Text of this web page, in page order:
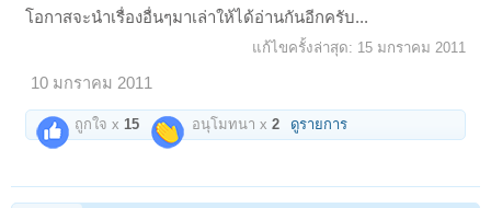
โอกาสจะนำเรื่องอื่นๆมาเล่าให้ได้อ่านกันอีกครับ...
แก้ไขครั้งล่าสุด: 15 มกราคม 2011
10 มกราคม 2011
ถูกใจ x15 อนุโมทนา x2 ดูรายการ